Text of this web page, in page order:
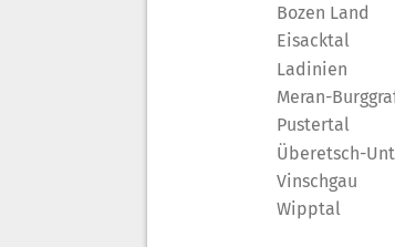
Bozen Land
Eisacktal
Ladinien
Meran-
Pustertal
Überetsch-
Vinschgau
Wipptal